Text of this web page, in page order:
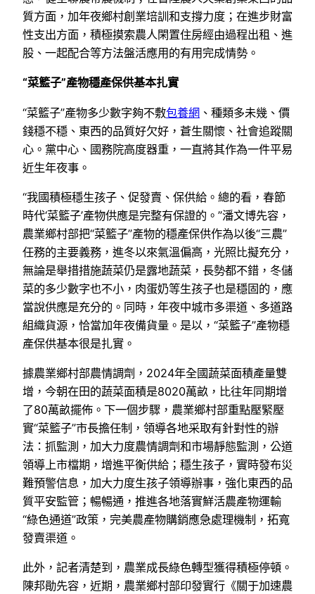
質方面，加年夜鄉村創業培訓和支撐力度；在進步財富
性支出方面，積極摸索農人閑置住房經由過程出租、進
股、一起配合等方法盤活應用的有用完成情勢。
“菜籃子”產物穩產保供基本扎實
“菜籃子”產物多少數字夠不敷包養網 、種類多未幾、價
錢穩不穩、東西的品質好欠好，蒼生關懷、社會追蹤關
心。黨中心、國務院高度器重，一直將其作為一件平易
近生年夜事。
“我國積極穩生孩子、促發賣、保供給。總的看，春節
時代‘菜籃子’產物供應是完整有保證的。”潘文博先容，
農業鄉村部把“菜籃子”產物的穩產保供作為以後“三農”
任務的主要義務，進冬以來氣溫偏高，光照比擬充分，
無論是舉措措施蔬菜仍是露地蔬菜，長勢都不錯，冬儲
菜的多少數字也不小，肉蛋奶等生孩子也是穩固的，應
當說供應是充分的。同時，年夜中城市多渠道、多道路
組織貨源，恰當加年夜備貨量。是以，“菜籃子”產物穩
產保供基本很是扎實。
據農業鄉村部農情調劑，2024年全國蔬菜面積產量雙
增，今朝在田的蔬菜面積是8020萬畝，比往年同期增
了80萬畝擺佈。下一個步驟，農業鄉村部重點壓緊壓
實“菜籃子”市長擔任制，領導各地采取有針對性的辦
法：抓監測，加大力度農情調劑和市場靜態監測，公道
領導上市檔期，增進平衡供給；穩生孩子，實時發布災
難預警信息，加大力度生孩子領導辦事，強化東西的品
質平安監管；暢暢通，推進各地落實鮮活農產物運輸
“綠色通道”政策，完美農產物購銷應急處理機制，拓寬
發賣渠道。
此外，記者清楚到，農業成長綠色轉型獲得積極停頓。
陳邦勛先容，近期，農業鄉村部印發實行《關于加速農